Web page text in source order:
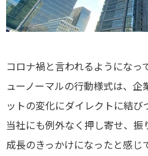
コロナ禍と言われるようになっ
ューノーマルの行動様式は、
ットの変化にダイレクトに結
当社にも例外なく押し寄せ、
成長のきっかけになったと感じ